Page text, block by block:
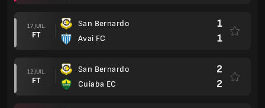
17 JUIL.
FT
San Bernardo
Avai FC
1
1
12 JUIL.
FT
San Bernardo
Cuiaba EC
2
2